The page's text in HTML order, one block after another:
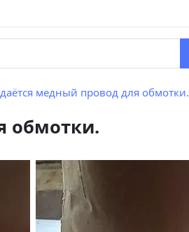
медный провод для обмотки.
обмотки.